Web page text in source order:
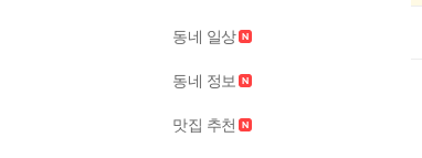
동네 일상
동네 정보
맛집 추천